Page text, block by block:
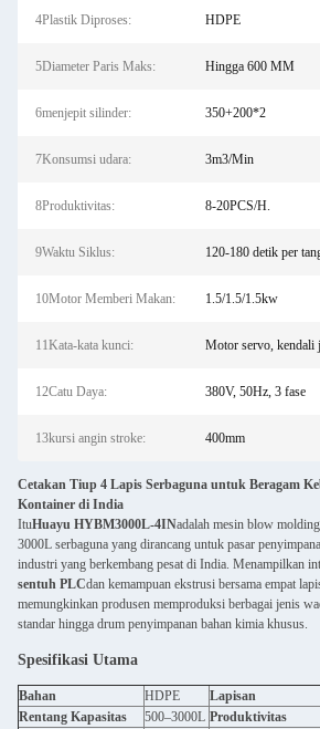
4Plastik Diproses: HDPE
5Diameter Paris Maks: Hingga 600 MM
6menjepit silinder: 350+200*2
7Konsumsi udara: 3m3/Min
8Produktivitas: 8-20PCS/H.
9Waktu Siklus: 120-180 detik per
10Motor Memberi Makan: 1.5/1.5/1.5kw
11Kata-kata kunci: Motor servo, kendali
12Catu Daya: 380V, 50Hz, 3 fase
13kursi angin stroke: 400mm
Cetakan Tiup 4 Lapis Serbaguna untuk Beragam
Kontainer di India
ItuHuayu HYBM3000L-4INadalah mesin blow
3000L serbaguna yang dirancang untuk pasar
industri yang berkembang pesat di India. Menampilkan
sentuh PLCdan kemampuan ekstrusi bersama empat
memungkinkan produsen memproduksi berbagai jenis
standar hingga drum penyimpanan bahan kimia khusus.
Spesifikasi Utama
Bahan HDPE Lapisan
Rentang Kapasitas
500–3000L Produktivitas